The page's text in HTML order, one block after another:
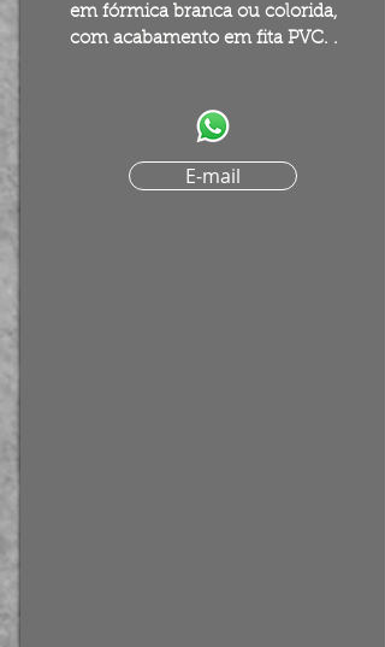
em fórmicabranca ou colorida,
com acabamento em fita PVC. .
E-mail